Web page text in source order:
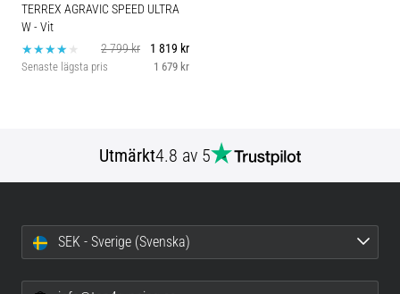
TERREX AGRAVIC SPEED ULTRA
W- Vit
2 799 kr
1 819 kr
Senaste lägsta pris 1 679 kr
Utmärkt4.8 av 5
SEK - Sverige (Svenska)